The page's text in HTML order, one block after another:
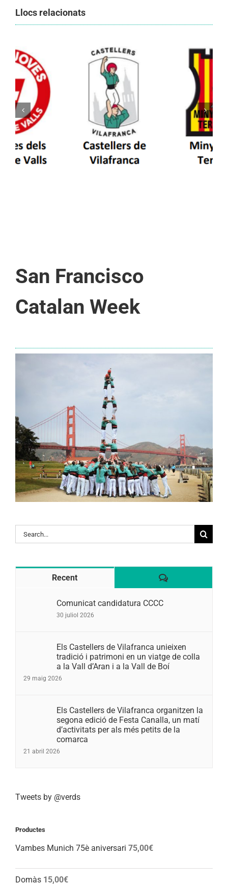
Llocs relacionats
Els Castellers de Vilafranca unieixen tradició i
patrimoni en un viatge de colla a la Vall
d’Aran i a la Vall de Boí
San Francisco
Catalan Week
Search
for:
Recent Comentaris
Comunicat candidatura CCCC
30 juliol 2026
Els Castellers de Vilafranca unieixen
tradició i patrimoni en un viatge de colla
a la Vall d’Aran i a la Vall de Boí
29 maig 2026
Els Castellers de Vilafranca organitzen la
segona edició de Festa Canalla, un matí
d’activitats per als més petits de la
comarca
21 abril 2026
Tweets by @verds
Productes
Vambes Munich 75è aniversari 75,00€
Domàs 15,00€